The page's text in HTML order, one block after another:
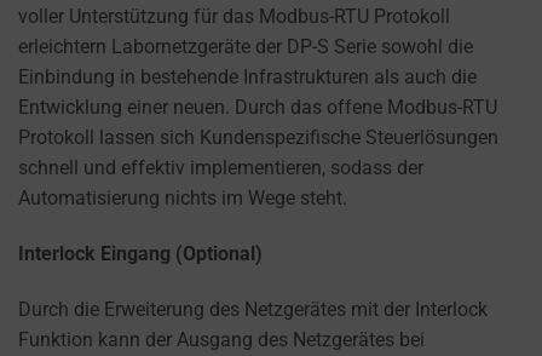
voller Unterstützung für das Modbus-RTU Protokoll
erleichtern Labornetzgeräte der DP-S Serie sowohl die
Einbindung in bestehende Infrastrukturen als auch die
Entwicklung einer neuen. Durch das offene Modbus-RTU
Protokoll lassen sich Kundenspezifische Steuerlösungen
schnell und effektiv implementieren, sodass der
Automatisierung nichts im Wege steht.
Interlock Eingang (Optional)
Durch die Erweiterung des Netzgerätes mit der Interlock
Funktion kann der Ausgang des Netzgerätes bei